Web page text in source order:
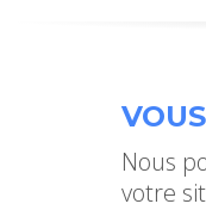
Nous
votre